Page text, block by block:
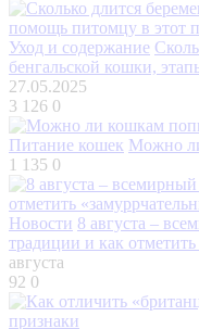
Уход и содержание
бенгальской кошки,
27.05.2025
3 126 0
Питание кошек Можно
1 135 0
Новости 8 августа –
традиции и как
августа
92 0